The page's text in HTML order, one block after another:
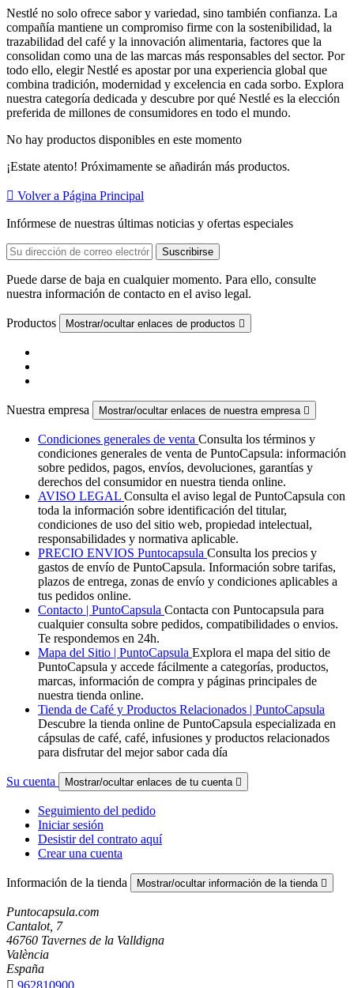
Nestlé no solo ofrece sabor y variedad, sino también confianza. La
compañía mantiene un compromiso firme con la sostenibilidad, la
trazabilidad del café y la innovación alimentaria, factores que la
consolidan como una de las marcas más responsables del sector. Por
todo ello, elegir Nestlé es apostar por una experiencia global que
combina tradición, modernidad y excelencia en cada sorbo. Explora
nuestra categoría dedicada y descubre por qué Nestlé es la elección
preferida de millones de consumidores en todo el mundo.
No hay productos disponibles en este momento
¡Estate atento! Próximamente se añadirán más productos.
 Volver a Página Principal
Infórmese de nuestras últimas noticias y ofertas especiales
Puede darse de baja en cualquier momento. Para ello, consulte
nuestra información de contacto en el aviso legal.
Productos Mostrar/ocultar enlaces de productos 
Nuestra empresa Mostrar/ocultar enlaces de nuestra empresa 
Condiciones generales de venta Consulta los términos y
condiciones generales de venta de PuntoCapsula: información
sobre pedidos, pagos, envíos, devoluciones, garantías y
derechos del consumidor en nuestra tienda online.
AVISO LEGAL Consulta el aviso legal de PuntoCapsula con
toda la información sobre identificación del titular,
condiciones de uso del sitio web, propiedad intelectual,
responsabilidades y normativa aplicable.
PRECIO ENVIOS Puntocapsula Consulta los precios y
gastos de envío de PuntoCapsula. Información sobre tarifas,
plazos de entrega, zonas de envío y condiciones aplicables a
tus pedidos online.
Contacto | PuntoCapsula Contacta con Puntocapsula para
cualquier consulta sobre pedidos, compatibilidades o envios.
Te respondemos en 24h.
Mapa del Sitio | PuntoCapsula Explora el mapa del sitio de
PuntoCapsula y accede fácilmente a categorías, productos,
marcas, información de compra y páginas principales de
nuestra tienda online.
Tienda de Café y Productos Relacionados | PuntoCapsula
Descubre la tienda online de PuntoCapsula especializada en
cápsulas de café, café, infusiones y productos relacionados
para disfrutar del mejor sabor cada día
Su cuenta Mostrar/ocultar enlaces de tu cuenta 
Seguimiento del pedido
Iniciar sesión
Desistir del contrato aquí
Crear una cuenta
Información de la tienda Mostrar/ocultar información de la tienda 
Puntocapsula.com
Cantalot, 7
46760 Tavernes de la Valldigna
València
España